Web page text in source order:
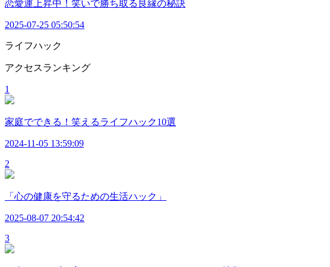
恋愛運上昇中！笑いで勝ち取る良縁の秘訣
2025-07-25 05:50:54
ライフハック
アクセスランキング
1
家庭でできる！笑えるライフハック10選
2024-11-05 13:59:09
2
「心の健康を守るための生活ハック」
2025-08-07 20:54:42
3